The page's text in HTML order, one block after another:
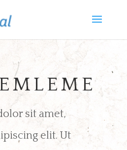
sit amet,
elit. Ut